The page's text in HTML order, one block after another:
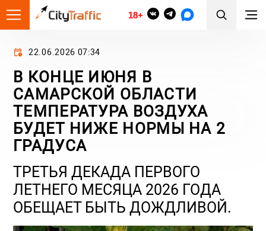
18+
22.06.2026 07:34
В КОНЦЕ ИЮНЯ В
САМАРСКОЙ ОБЛАСТИ
ТЕМПЕРАТУРА ВОЗДУХА
БУДЕТ НИЖЕ НОРМЫ НА 2
ГРАДУСА
ТРЕТЬЯ ДЕКАДА ПЕРВОГО
ЛЕТНЕГО МЕСЯЦА 2026 ГОДА
ОБЕЩАЕТ БЫТЬ ДОЖДЛИВОЙ.